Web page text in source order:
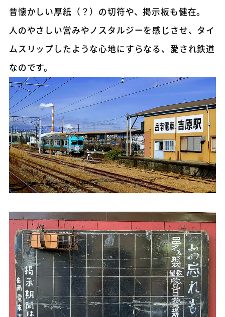
昔懐かしい厚紙（？）の切符や、掲示板も健在。
人のやさしい営みやノスタルジーを感じさせ、タイ
ムスリップしたような心地にすらなる、愛され鉄道
なのです。